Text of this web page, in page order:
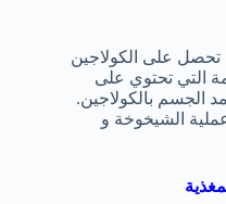
على الكولاجين
التي تحتوي على
الجسم بالكولاجين.
الشيخوخة و